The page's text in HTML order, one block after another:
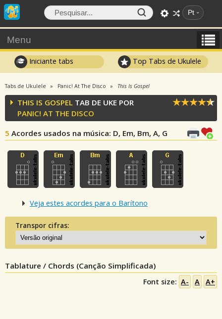
Pt
Menu
Iniciante tabs Top Tabs de Ukulele
Tabs de Ukulele Panic! At The Disco This Is Gospel
THIS IS GOSPEL TAB DE UKE POR
PANIC! AT THE DISCO
5 Acordes usados na música: D, Em, Bm, A, G
Veja estes acordes para o Barítono
Transpor cifras:
Tablature / Chords (Canção Simplificada)
Font size: A- A A+